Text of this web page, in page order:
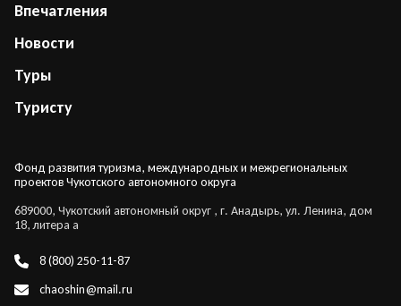
Впечатления
Новости
Туры
Туристу
Фонд развития туризма, международных и межрегиональных
проектов Чукотского автономного округа
689000, Чукотский автономный округ , г. Анадырь, ул. Ленина, дом
18, литера а
8 (800) 250-11-87
chaoshin@mail.ru